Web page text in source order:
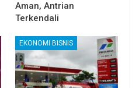
Aman, Antrian
Terkendali
EKONOMI BISNIS